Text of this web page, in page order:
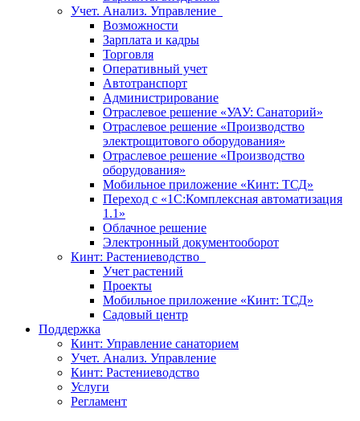
Учет. Анализ. Управление
Возможности
Зарплата и кадры
Торговля
Оперативный учет
Автотранспорт
Администрирование
Отраслевое решение «УАУ: Санаторий»
Отраслевое решение «Производство
электрощитового оборудования»
Отраслевое решение «Производство
оборудования»
Мобильное приложение «Кинт: ТСД»
Переход с «1С:Комплексная автоматизация
1.1»
Облачное решение
Электронный документооборот
Кинт: Растениеводство
Учет растений
Проекты
Мобильное приложение «Кинт: ТСД»
Садовый центр
Поддержка
Кинт: Управление санаторием
Учет. Анализ. Управление
Кинт: Растениеводство
Услуги
Регламент